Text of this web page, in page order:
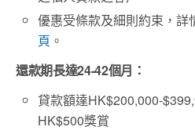
優惠受條款及細則約束，詳
頁 。
還款期長達24-42個月：
貸款額達HK$200,000-
HK$500獎賞